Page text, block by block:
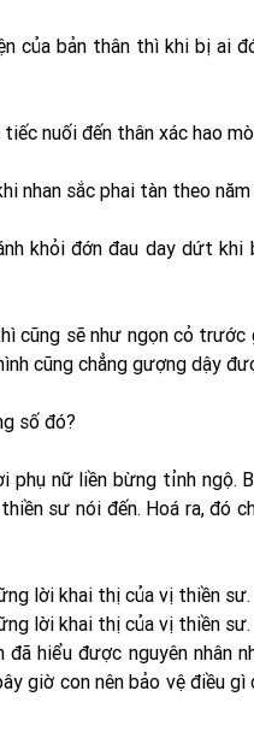
của bản thân thì khi bị ai
nuối đến thân xác hao
nhan sắc phai tàn theo năm
khỏi đớn đau day dứt khi
cũng sẽ như ngọn cỏ
cũng chẳng gượng dậy
số đó?
nữ liền bừng tỉnh ngộ.
sư nói đến. Hoá ra, đó
lời khai thị của vị thiền sư.
lời khai thị của vị thiền sư.
hiểu được nguyên nhân
giờ con nên bảo vệ điều